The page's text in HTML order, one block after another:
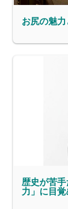
お尻の魅
歴史が苦
力」に目